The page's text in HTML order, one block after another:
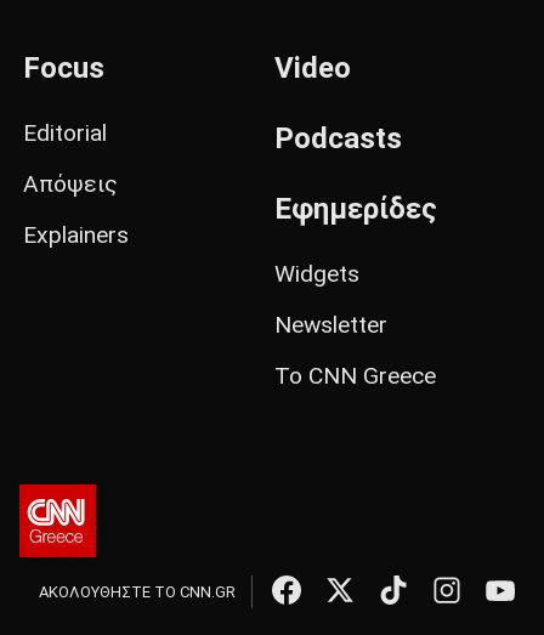
Focus
Editorial
Απόψεις
Explainers
Video
Podcasts
Εφημερίδες
Widgets
Newsletter
Το CNN Greece
ΑΚΟΛΟΥΘΗΣΤΕ ΤΟ CNN.GR